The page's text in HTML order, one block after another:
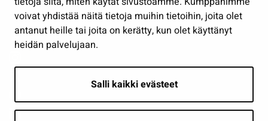
voivat yhdistää näitä tietoja muihin tietoihin, joita olet
antanut heille tai joita on kerätty, kun olet käyttänyt
heidän palvelujaan.
Salli kaikki evästeet
Seuraa meitä